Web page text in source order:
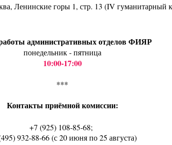
Ленинские горы 1, стр. 13 (IV гуманитарный
административных отделов ФИЯР
понедельник - пятница
10:00-17:00
***
Контакты приёмной комиссии:
+7 (925) 108-85-68;
932-88-66 (с 20 июня по 25 августа)